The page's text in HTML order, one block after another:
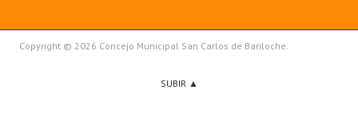
Copyright © 2026 Concejo Municipal San Carlos de Bariloche.
SUBIR ▲